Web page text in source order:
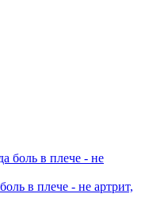
в плече - не артрит,